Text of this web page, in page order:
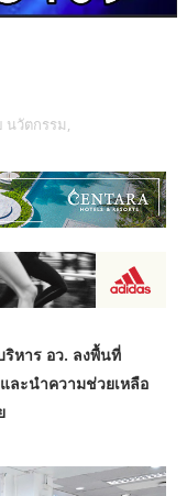
นวัตกรรม,
หาร อว. ลงพื้นที่
ละนำความช่วยเหลือ